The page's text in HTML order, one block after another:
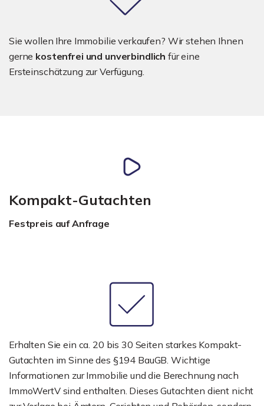
Sie wollen Ihre Immobilie verkaufen? Wir stehen Ihnen
gerne kostenfrei und unverbindlich für eine
Ersteinschätzung zur Verfügung.
Kompakt-Gutachten
Festpreis auf Anfrage
Erhalten Sie ein ca. 20 bis 30 Seiten starkes Kompakt-
Gutachten im Sinne des §194 BauGB. Wichtige
Informationen zur Immobilie und die Berechnung nach
ImmoWertV sind enthalten. Dieses Gutachten dient nicht